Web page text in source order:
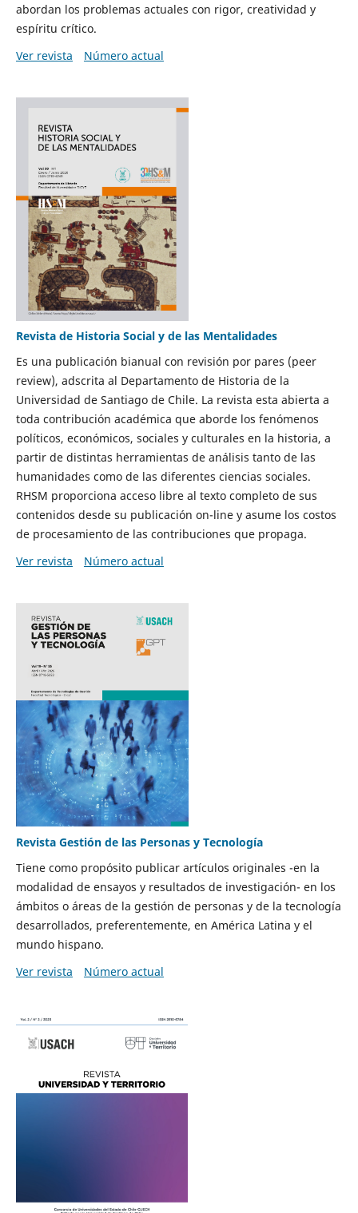
abordan los problemas actuales con rigor, creatividad y
espíritu crítico.
Ver revista
Número actual
Revista de Historia Social y de las Mentalidades
Es una publicación bianual con revisión por pares (peer
review), adscrita al Departamento de Historia de la
Universidad de Santiago de Chile. La revista esta abierta a
toda contribución académica que aborde los fenómenos
políticos, económicos, sociales y culturales en la historia, a
partir de distintas herramientas de análisis tanto de las
humanidades como de las diferentes ciencias sociales.
RHSM proporciona acceso libre al texto completo de sus
contenidos desde su publicación on-line y asume los costos
de procesamiento de las contribuciones que propaga.
Ver revista
Número actual
Revista Gestión de las Personas y Tecnología
Tiene como propósito publicar artículos originales -en la
modalidad de ensayos y resultados de investigación- en los
ámbitos o áreas de la gestión de personas y de la tecnología
desarrollados, preferentemente, en América Latina y el
mundo hispano.
Ver revista
Número actual